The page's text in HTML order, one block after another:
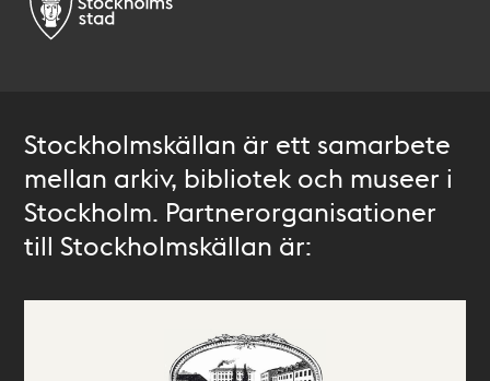
Stockholmskällan är ett samarbete
mellan arkiv, bibliotek och museer i
Stockholm. Partnerorganisationer
till Stockholmskällan är: